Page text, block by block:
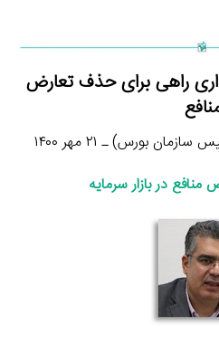
راهی برای حذف تعارض
بورس) ـ ۲۱ مهر ۱۴۰۰
منافع در بازار سرمایه